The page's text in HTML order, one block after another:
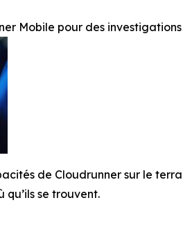
Mobile pour des
de Cloudrunner sur le
se trouvent.